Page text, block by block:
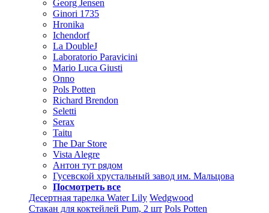
Georg Jensen
Ginori 1735
Hronika
Ichendorf
La DoubleJ
Laboratorio Paravicini
Mario Luca Giusti
Onno
Pols Potten
Richard Brendon
Seletti
Serax
Taitu
The Dar Store
Vista Alegre
Антон тут рядом
Гусевской хрустальный завод им. Мальцова
Посмотреть все
Десертная тарелка Water Lily Wedgwood
Стакан для коктейлей Pum, 2 шт Pols Potten